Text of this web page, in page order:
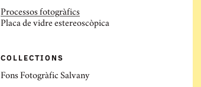
Processos fotogràfics
Placa de vidre estereoscòpica
COLLECTIONS
Fons Fotogràfic Salvany